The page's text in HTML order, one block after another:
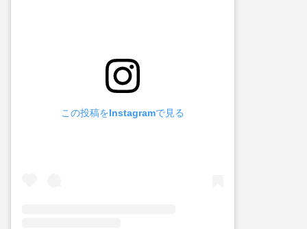
この投稿をInstagramで見る